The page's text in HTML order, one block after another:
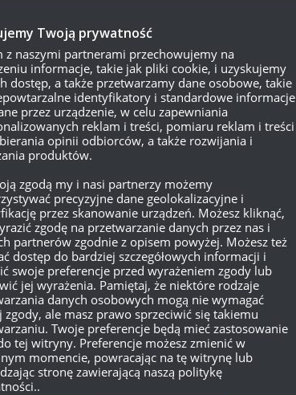
zablokowane ,nie tylko czarny rynek.
Twoją prywatność
z naszymi partnerami przechowujemy na
informacje, takie jak pliki cookie, i uzyskujemy
dostęp, a także przetwarzamy dane osobowe, takie
identyfikatory i standardowe informacje
przez urządzenie, w celu zapewniania
reklam i treści, pomiaru reklam i treści
opinii odbiorców, a także rozwijania i
produktów.
zgodą my i nasi partnerzy możemy
precyzyjne dane geolokalizacyjne i
przez skanowanie urządzeń. Możesz kliknąć,
zgodę na przetwarzanie danych przez nas i
partnerów zgodnie z opisem powyżej. Możesz też
dostęp do bardziej szczegółowych informacji i
swoje preferencje przed wyrażeniem zgody lub
jej wyrażenia. Pamiętaj, że niektóre rodzaje
danych osobowych mogą nie wymagać
zgody, ale masz prawo sprzeciwić się takiemu
Twoje preferencje będą mieć zastosowanie
tej witryny. Preferencje możesz zmienić w
momencie, powracając na tę witrynę lub
stronę zawierającą naszą politykę